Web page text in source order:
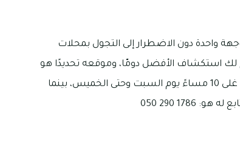
واحدة دون الاضطرار إلى التجول بمحلات
لك استكشاف الأفضل دومّا، وموقعه تحديدًا هو
المنطقة الصناعية في تجارية مويلح، ويفتح بداية من الساعة 9 صباحًا غلى 10 مساءً يوم السبت وحتى الخميس، بينما